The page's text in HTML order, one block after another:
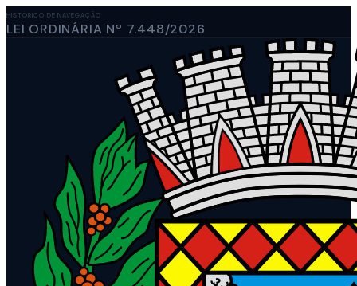
HISTÓRICO DE NAVEGAÇÃO
LEI ORDINÁRIA Nº 7.448/2026